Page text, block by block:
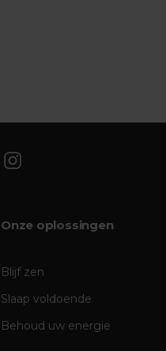
Onze oplossingen
Blijf zen
Slaap voldoende
Behoud uw energie